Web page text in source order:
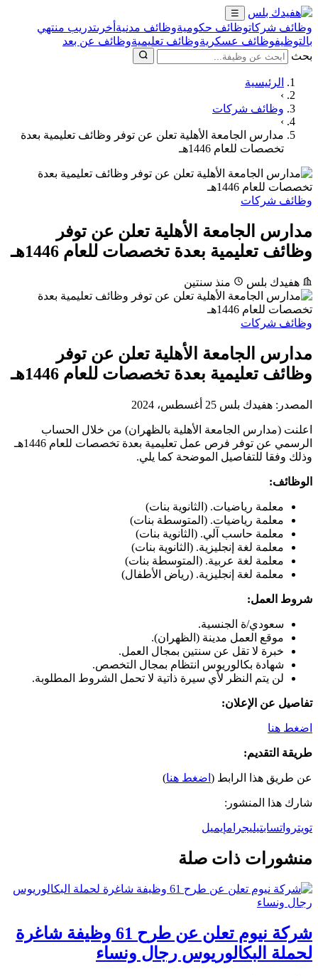
☰
وظائف شركاتوظائف حكوميةوظائف مدنية أخرىتدريب منتهي
بالتوظيفوظائف عسكريةوظائف تعليميةوظائف عن بعد
بحث
الرئيسية
›
وظائف شركات
›
مدارس الجامعة الأهلية تعلن عن توفر وظائف تعليمية بعدة
تخصصات للعام 1446هـ
وظائف شركات
مدارس الجامعة الأهلية تعلن عن توفر
وظائف تعليمية بعدة تخصصات للعام 1446هـ
هفيدك بلس منذ سنتين
وظائف شركات
مدارس الجامعة الأهلية تعلن عن توفر
وظائف تعليمية بعدة تخصصات للعام 1446هـ
المصدر: هفيدك بلس 25 أغسطس، 2024
اعلنت (مدارس الجامعة الأهلية بالظهران) من خلال الحساب
الرسمي عن توفر فرص عمل تعليمية بعدة تخصصات للعام 1446هـ
وذلك وفقا للتفاصيل الموضحة كما يلي.
الوظائف:
معلمة رياضيات. (الثانوية بنات)
معلمة رياضيات. (المتوسطة بنات)
معلمة حاسب آلي. (الثانوية بنات)
معلمة لغة إنجليزية. (الثانوية بنات)
معلمة لغة عربية. (المتوسطة بنات)
معلمة لغة إنجليزية. (رياض الأطفال)
شروط العمل:
سعودي/ة الجنسية.
موقع العمل مدينة (الظهران).
خبرة لا تقل عن سنتين بمجال العمل.
شهادة بكالوريوس انتظام بمجال التخصص.
لن يتم النظر لأي سيرة ذاتية لا تحمل الشروط المطلوبة.
تفاصيل عن الإعلان:
اضغط هنا
طريقة التقديم:
عن طريق هذا الرابط ( اضغط هنا)
شارك هذا المنشور:
تويتر واتسابتيليجرامإيميل
منشورات ذات صلة
شركة نيوم تعلن عن طرح 61 وظيفة شاغرة
لحملة البكالوريوس رجال ونساء